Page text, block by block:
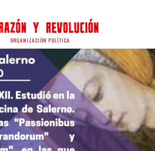
ORGANIZACIÓN POLÍTICA